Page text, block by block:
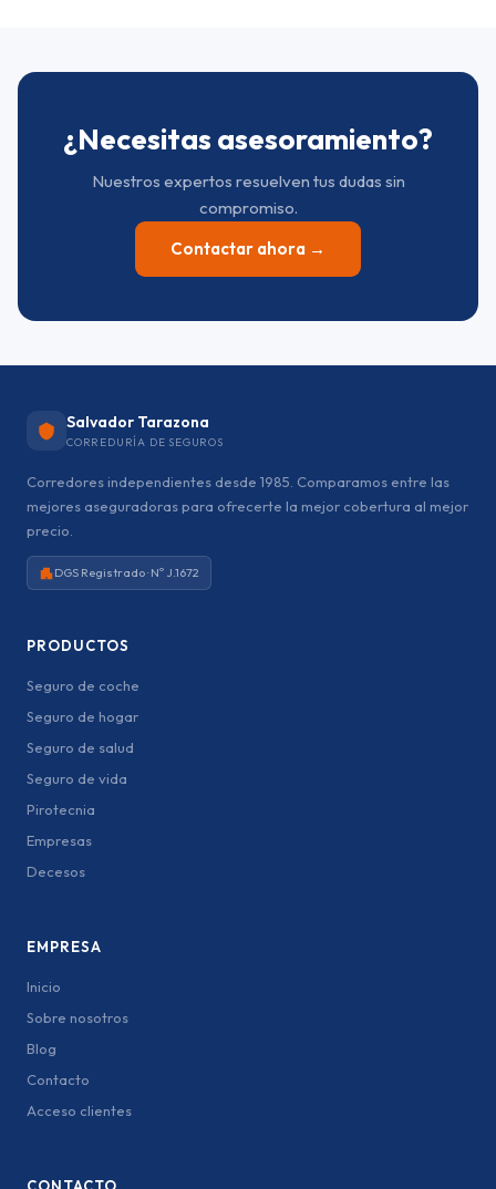
¿Necesitas asesoramiento?
Nuestros expertos resuelven tus dudas sin
compromiso.
Contactar ahora →
Salvador Tarazona
CORREDURÍA DE SEGUROS
Corredores independientes desde 1985. Comparamos entre las
mejores aseguradoras para ofrecerte la mejor cobertura al mejor
precio.
DGS Registrado · Nº J.1672
PRODUCTOS
Seguro de coche
Seguro de hogar
Seguro de salud
Seguro de vida
Pirotecnia
Empresas
Decesos
EMPRESA
Inicio
Sobre nosotros
Blog
Contacto
Acceso clientes